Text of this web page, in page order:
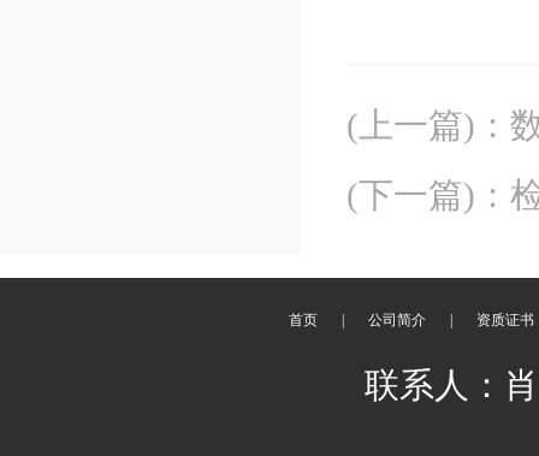
(上一篇) ：
(下一篇) ：
首页 公司简介 资质证书
联系人：